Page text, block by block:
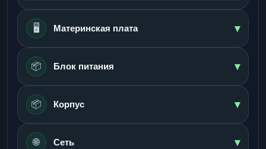
🖥️ Материнская плата ▾
📦 Блок питания ▾
📦 Корпус ▾
🌐 Сеть ▾